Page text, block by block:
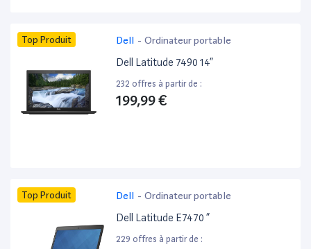
Top Produit Dell - Ordinateur portable
Dell Latitude 7490 14”
232 offres à partir de :
199,99 €
Top Produit Dell - Ordinateur portable
Dell Latitude E7470 ”
229 offres à partir de :